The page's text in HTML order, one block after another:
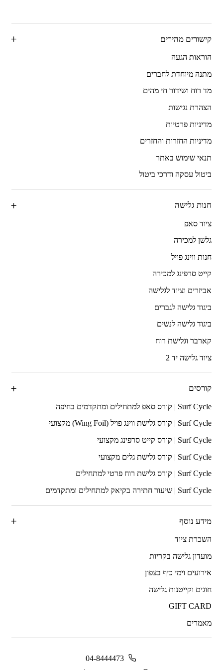
קישורים מהירים
הוראות הגעה
מתנה מיוחדת לחברים
מד רוח ושידור חי מהים
הצהרת נגישות
מדיניות פרטיות
מדיניות החזרות והחזרים
תנאי שימוש באתר
ביטול עסקה ודרכי ביטול
חנות גלישה
ציוד סאפ
גלשן למכירה
חנות ווינג פויל
קייט סרפינג למכירה
אביזרים וציוד לגלישה
ביגוד גלישה לגברים
ביגוד גלישה לנשים
קארבר וגלישת רוח
ציוד גלישה יד 2
קורסים
מידע נוסף
השכרת ציוד
מועדון גלישה בקריות
אירועים וימי כיף בצפון
חוגים וקייטנות גלישה
GIFT CARD
מאמרים
04-8444473